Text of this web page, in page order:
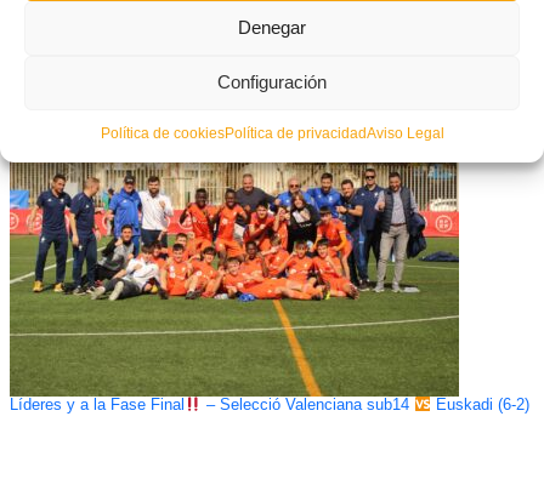
Denegar
Configuración
Política de cookiesPolítica de privacidadAviso Legal
Nuevos cursos de entrenador UEFA C, Nacional C y Coordinador
Líderes y a la Fase Final – Selecció Valenciana sub14 Euskadi (6-2)